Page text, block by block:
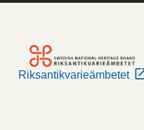
Riksantikvarieämbetet